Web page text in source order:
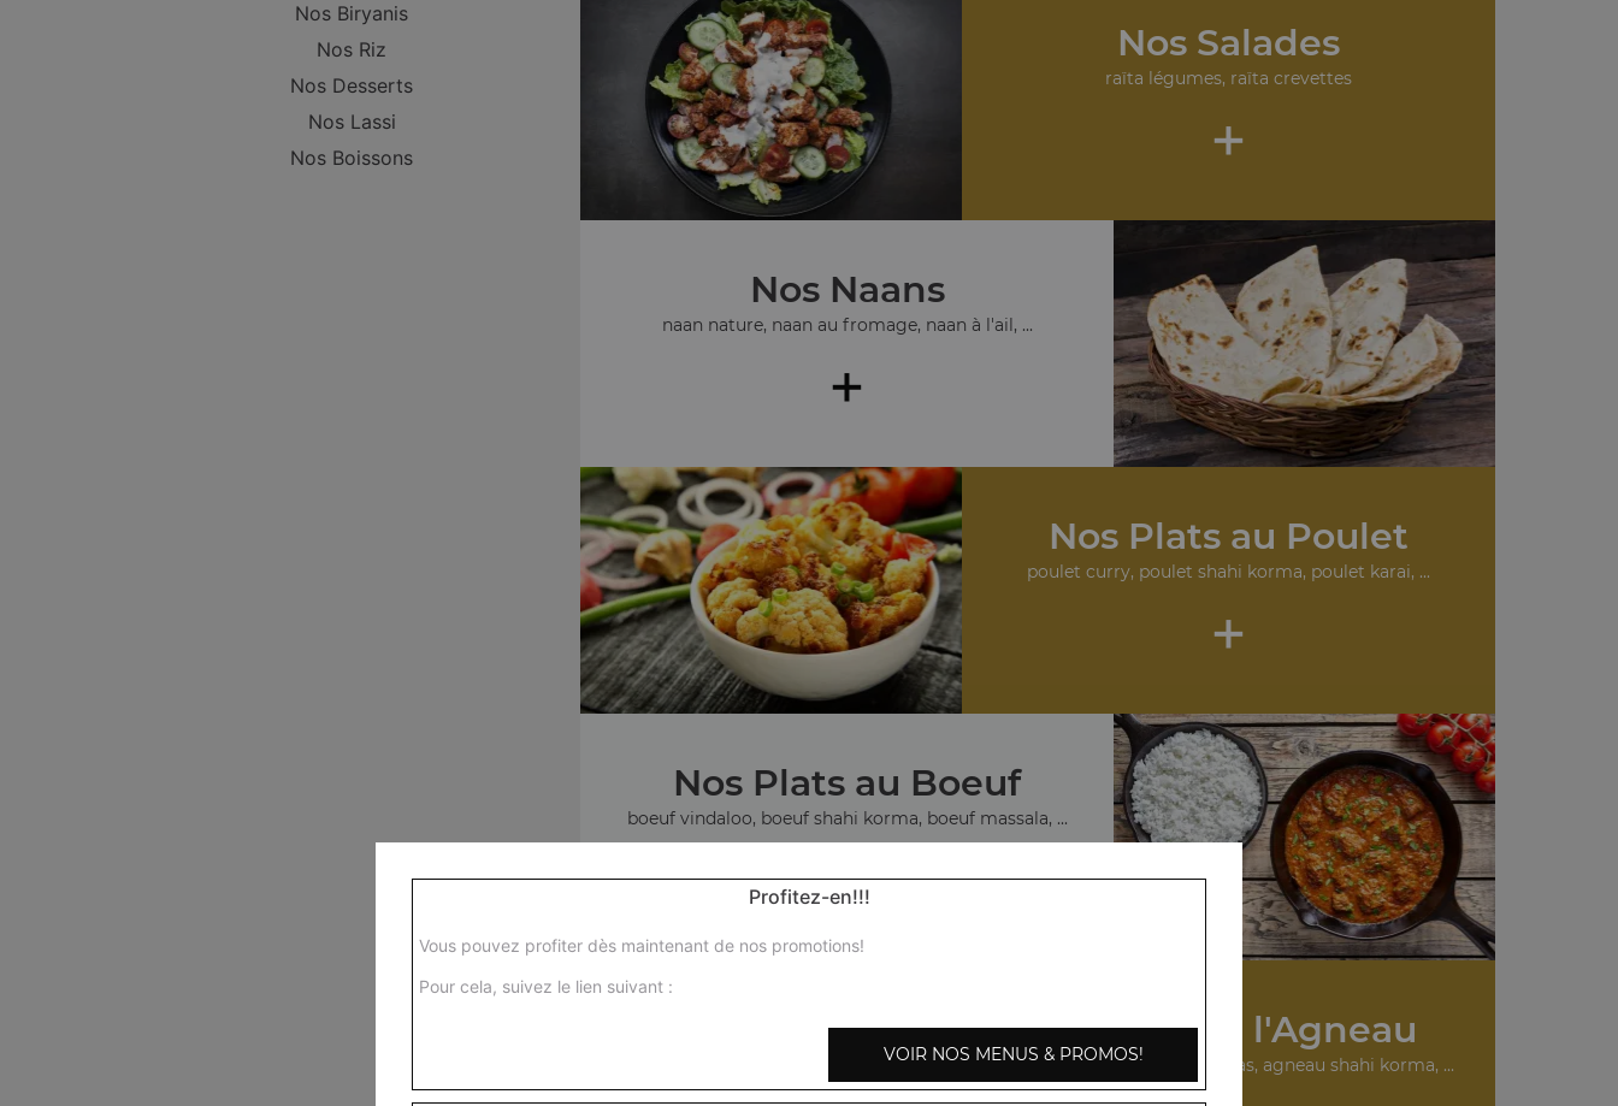
Nos Biryanis
Nos Riz
Nos Desserts
Nos Lassi
Nos Boissons
Nos Salades
raïta légumes, raïta crevettes
+
Nos Naans
naan nature, naan au fromage, naan à l'ail, ...
+
Nos Plats au Poulet
poulet curry, poulet shahi korma, poulet karai, ...
+
Nos Plats au Boeuf
boeuf vindaloo, boeuf shahi korma, boeuf massala, ...
+
Nos Plats à l'Agneau
agneau curry, agneau madras, agneau shahi korma, ...
Profitez-en!!!
Vous pouvez profiter dès maintenant de nos promotions!
Pour cela, suivez le lien suivant :
VOIR NOS MENUS & PROMOS!